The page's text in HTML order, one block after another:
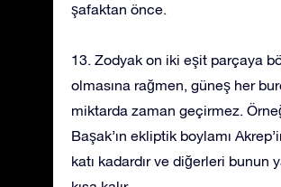
şafaktan önce.
13. Zodyak on iki eşit parçaya
olmasına rağmen, güneş her
miktarda zaman geçirmez.
Başak’ın ekliptik boylamı
katı kadardır ve diğerleri bunun